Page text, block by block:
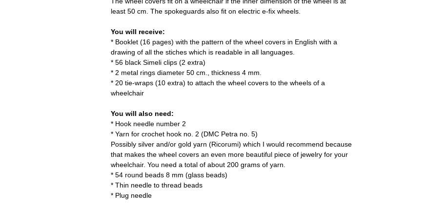
least 50 cm. The spokeguards also fit on electric e-fix wheels.
You will receive:
* Booklet (16 pages) with the pattern of the wheel covers in English with a
drawing of all the stiches which is readable in all languages.
* 56 black Simeli clips (2 extra)
* 2 metal rings diameter 50 cm., thickness 4 mm.
* 20 tie-wraps (10 extra) to attach the wheel covers to the wheels of a
wheelchair
You will also need:
* Hook needle number 2
* Yarn for crochet hook no. 2 (DMC Petra no. 5)
Possibly silver and/or gold yarn (Ricorumi) which I would recommend because
that makes the wheel covers an even more beautiful piece of jewelry for your
wheelchair. You need a total of about 200 grams of yarn.
* 54 round beads 8 mm (glass beads)
* Thin needle to thread beads
* Plug needle